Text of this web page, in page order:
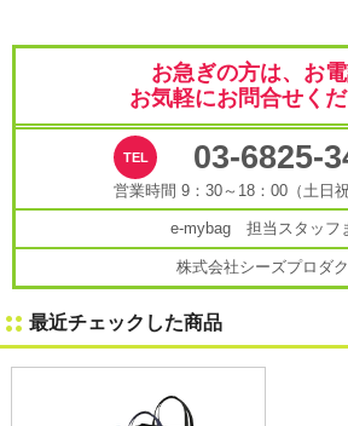
お急ぎの方は、お
お気軽にお問合せくだ
03-6825-
営業時間 9：30～18：00（土日祝
e-mybag 担当スタッフ
株式会社シーズプロダ
最近チェックした商品